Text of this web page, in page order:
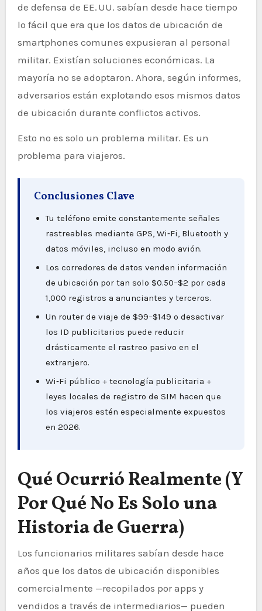
de defensa de EE. UU. sabían desde hace tiempo
lo fácil que era que los datos de ubicación de
smartphones comunes expusieran al personal
militar. Existían soluciones económicas. La
mayoría no se adoptaron. Ahora, según informes,
adversarios están explotando esos mismos datos
de ubicación durante conflictos activos.
Esto no es solo un problema militar. Es un
problema para viajeros.
Conclusiones Clave
Tu teléfono emite constantemente señales
rastreables mediante GPS, Wi‑Fi, Bluetooth y
datos móviles, incluso en modo avión.
Los corredores de datos venden información
de ubicación por tan solo $0.50–$2 por cada
1,000 registros a anunciantes y terceros.
Un router de viaje de $99–$149 o desactivar
los ID publicitarios puede reducir
drásticamente el rastreo pasivo en el
extranjero.
Wi‑Fi público + tecnología publicitaria +
leyes locales de registro de SIM hacen que
los viajeros estén especialmente expuestos
en 2026.
Qué Ocurrió Realmente (Y
Por Qué No Es Solo una
Historia de Guerra)
Los funcionarios militares sabían desde hace
años que los datos de ubicación disponibles
comercialmente —recopilados por apps y
vendidos a través de intermediarios— pueden